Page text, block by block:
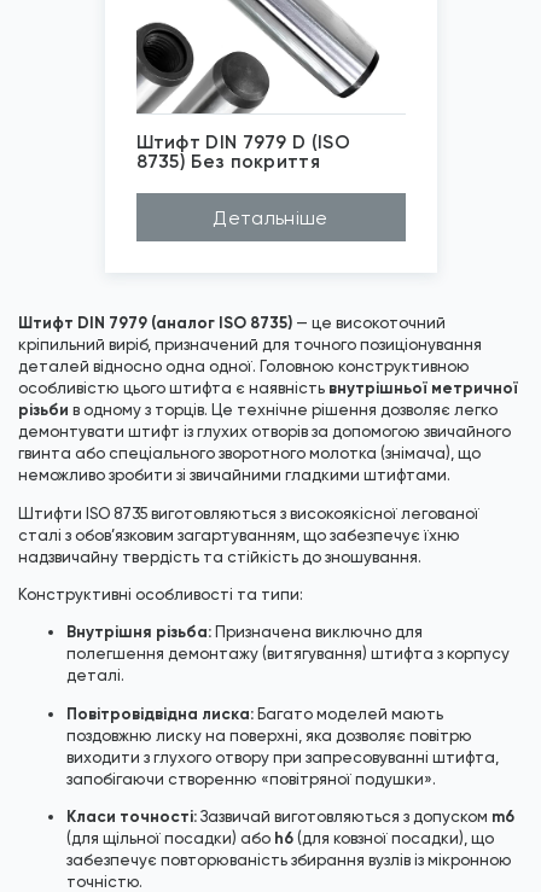
Штифт DIN 7979 D (ISO
8735) Без покриття
Детальніше
Штифт DIN 7979 (аналог ISO 8735) — це високоточний
кріпильний виріб, призначений для точного позиціонування
деталей відносно одна одної. Головною конструктивною
особливістю цього штифта є наявність внутрішньої метричної
різьби в одному з торців. Це технічне рішення дозволяє легко
демонтувати штифт із глухих отворів за допомогою звичайного
гвинта або спеціального зворотного молотка (знімача), що
неможливо зробити зі звичайними гладкими штифтами.
Штифти ISO 8735 виготовляються з високоякісної легованої
сталі з обов’язковим загартуванням, що забезпечує їхню
надзвичайну твердість та стійкість до зношування.
Конструктивні особливості та типи:
Внутрішня різьба: Призначена виключно для
полегшення демонтажу (витягування) штифта з корпусу
деталі.
Повітровідвідна лиска: Багато моделей мають
поздовжню лиску на поверхні, яка дозволяє повітрю
виходити з глухого отвору при запресовуванні штифта,
запобігаючи створенню «повітряної подушки».
Класи точності: Зазвичай виготовляються з допуском m6
(для щільної посадки) або h6 (для ковзної посадки), що
забезпечує повторюваність збирання вузлів із мікронною
точністю.